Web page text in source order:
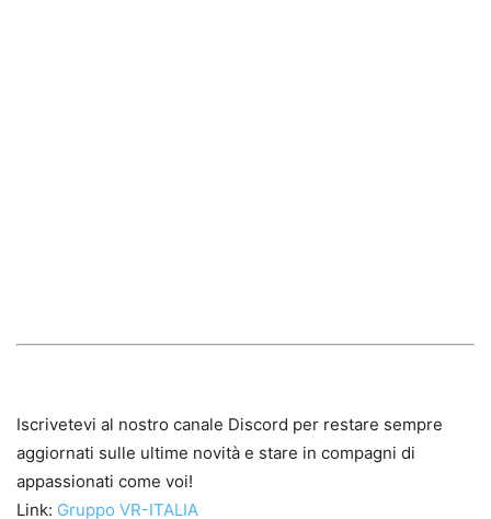
Iscrivetevi al nostro canale Discord per restare sempre
aggiornati sulle ultime novità e stare in compagni di
appassionati come voi!
Link: Gruppo VR-ITALIA